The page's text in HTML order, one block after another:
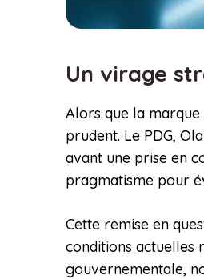
Un virage
Alors que la
prudent. Le PDG,
avant une prise en
pragmatisme pour
Cette remise en
conditions actuelles
gouvernementale,